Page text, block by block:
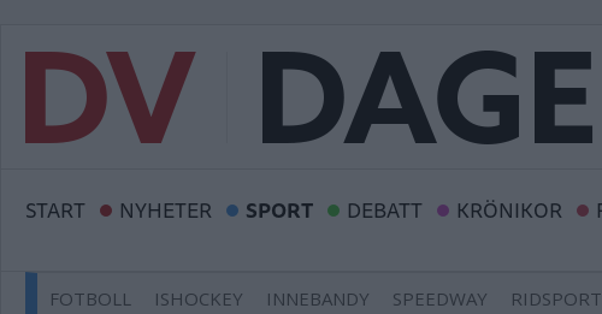
START NYHETER SPORT DEBATT KRÖNIKOR
FOTBOLL ISHOCKEY INNEBANDY SPEEDWAY RIDSPORT